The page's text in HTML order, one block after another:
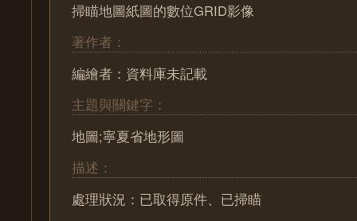
掃瞄地圖紙圖的數位GRID影像
著作者：
編繪者：資料庫未記載
主題與關鍵字：
地圖;寧夏省地形圖
描述：
處理狀況：已取得原件、已掃瞄